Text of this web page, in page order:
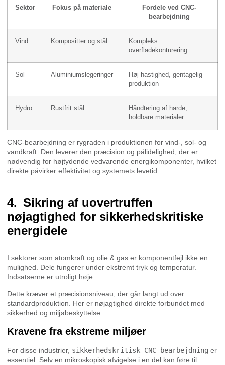
Sektor Fokus på materiale
Fordele ved CNC-
bearbejdning
Vind Kompositter og stål
Kompleks
overfladekonturering
Sol Aluminiumslegeringer
Høj hastighed, gentagelig
produktion
Hydro Rustfrit stål
Håndtering af hårde,
holdbare materialer
CNC-bearbejdning er rygraden i produktionen for vind-, sol- og
vandkraft. Den leverer den præcision og pålidelighed, der er
nødvendig for højtydende vedvarende energikomponenter, hvilket
direkte påvirker effektivitet og systemets levetid.
Sikring af uovertruffen
nøjagtighed for sikkerhedskritiske
energidele
I sektorer som atomkraft og olie & gas er komponentfejl ikke en
mulighed. Dele fungerer under ekstremt tryk og temperatur.
Indsatserne er utroligt høje.
Dette kræver et præcisionsniveau, der går langt ud over
standardproduktion. Her er nøjagtighed direkte forbundet med
sikkerhed og miljøbeskyttelse.
Kravene fra ekstreme miljøer
For disse industrier, sikkerhedskritisk CNC-bearbejdning er
essentiel. Selv en mikroskopisk afvigelse i en del kan føre til